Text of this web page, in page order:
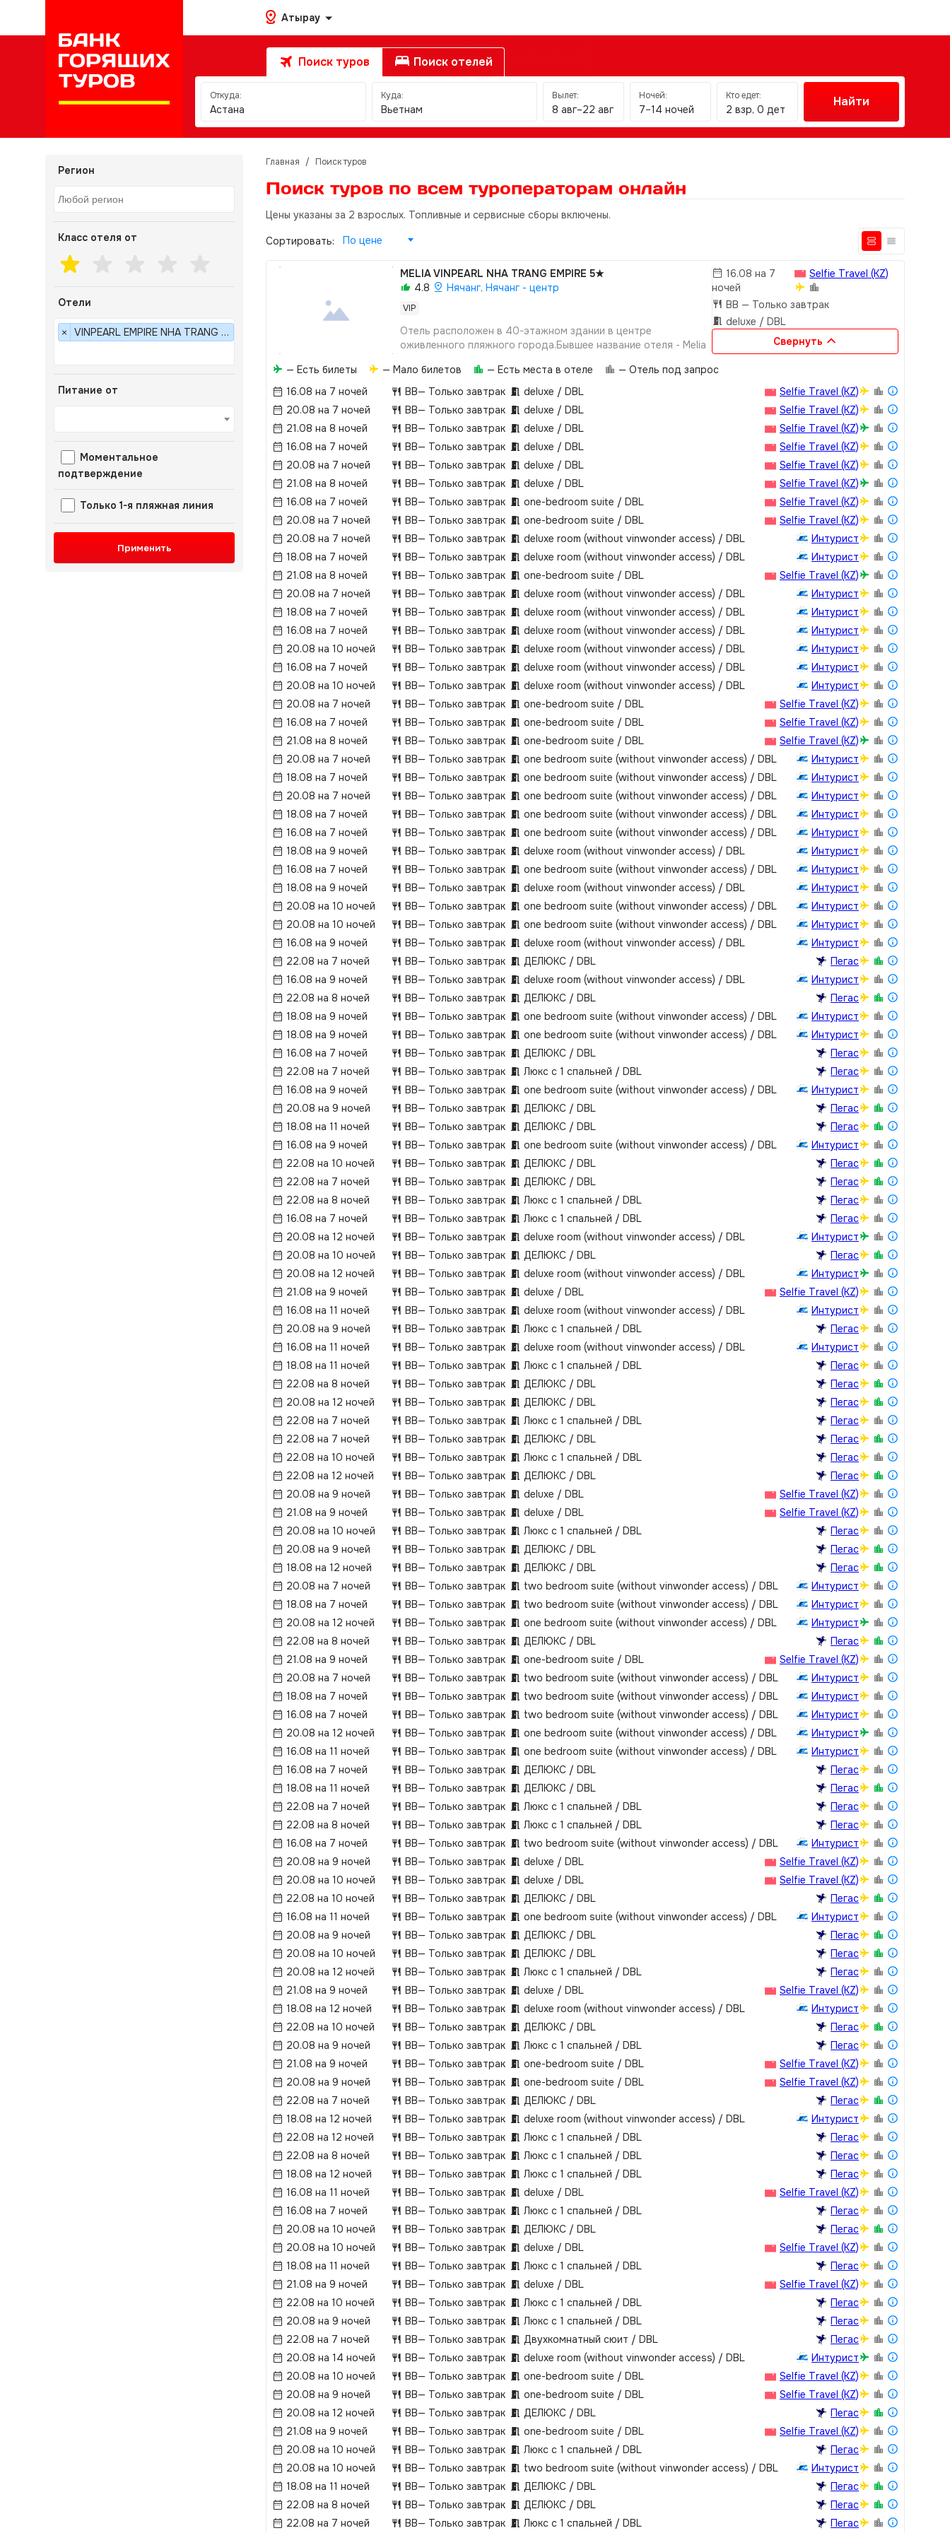
Атырау
Поиск туров Поиск отелей
Откуда:
Астана
Куда:
Вьетнам
Вылет:
8 авг–22 авг
Ночей:
7–14 ночей
Кто едет:
2 взр, 0 дет
Найти
Регион
Класс отеля от
Отели
× VINPEARL EMPIRE NHA TRANG AFFILIATED BY MELIA (EX. MELIA VINPEARL NHA TRANG EMPIRE) 5*
Питание от
Моментальное
подтверждение
Только 1-я пляжная линия
Применить
Главная / Поиск туров
Поиск туров по всем туроператорам онлайн
Цены указаны за 2 взрослых. Топливные и сервисные сборы включены.
Сортировать: По цене
MELIA VINPEARL NHA TRANG EMPIRE 5★
4.8
Нячанг, Нячанг - центр
VIP
Отель расположен в 40-этажном здании в центре
оживленного пляжного города.Бывшее название отеля - Melia
16.08 на 7
ночей
Selfie Travel (KZ)
BB — Только завтрак
deluxe / DBL
Свернуть
— Есть билеты — Мало билетов — Есть места в отеле
— Отель под запрос
16.08 на 7 ночей
BB— Только завтрак deluxe / DBL
Selfie Travel (KZ)
20.08 на 7 ночей
BB— Только завтрак deluxe / DBL
Selfie Travel (KZ)
21.08 на 8 ночей
BB— Только завтрак deluxe / DBL
Selfie Travel (KZ)
16.08 на 7 ночей
BB— Только завтрак deluxe / DBL
Selfie Travel (KZ)
20.08 на 7 ночей
BB— Только завтрак deluxe / DBL
Selfie Travel (KZ)
21.08 на 8 ночей
BB— Только завтрак deluxe / DBL
Selfie Travel (KZ)
16.08 на 7 ночей
BB— Только завтрак one-bedroom suite / DBL
Selfie Travel (KZ)
20.08 на 7 ночей
BB— Только завтрак one-bedroom suite / DBL
Selfie Travel (KZ)
20.08 на 7 ночей
BB— Только завтрак deluxe room (without vinwonder access) / DBL
Интурист
18.08 на 7 ночей
BB— Только завтрак deluxe room (without vinwonder access) / DBL
Интурист
21.08 на 8 ночей
BB— Только завтрак one-bedroom suite / DBL
Selfie Travel (KZ)
20.08 на 7 ночей
BB— Только завтрак deluxe room (without vinwonder access) / DBL
Интурист
18.08 на 7 ночей
BB— Только завтрак deluxe room (without vinwonder access) / DBL
Интурист
16.08 на 7 ночей
BB— Только завтрак deluxe room (without vinwonder access) / DBL
Интурист
20.08 на 10 ночей
BB— Только завтрак deluxe room (without vinwonder access) / DBL
Интурист
16.08 на 7 ночей
BB— Только завтрак deluxe room (without vinwonder access) / DBL
Интурист
20.08 на 10 ночей
BB— Только завтрак deluxe room (without vinwonder access) / DBL
Интурист
20.08 на 7 ночей
BB— Только завтрак one-bedroom suite / DBL
Selfie Travel (KZ)
16.08 на 7 ночей
BB— Только завтрак one-bedroom suite / DBL
Selfie Travel (KZ)
21.08 на 8 ночей
BB— Только завтрак one-bedroom suite / DBL
Selfie Travel (KZ)
20.08 на 7 ночей
BB— Только завтрак one bedroom suite (without vinwonder access) / DBL
Интурист
18.08 на 7 ночей
BB— Только завтрак one bedroom suite (without vinwonder access) / DBL
Интурист
20.08 на 7 ночей
BB— Только завтрак one bedroom suite (without vinwonder access) / DBL
Интурист
18.08 на 7 ночей
BB— Только завтрак one bedroom suite (without vinwonder access) / DBL
Интурист
16.08 на 7 ночей
BB— Только завтрак one bedroom suite (without vinwonder access) / DBL
Интурист
18.08 на 9 ночей
BB— Только завтрак deluxe room (without vinwonder access) / DBL
Интурист
16.08 на 7 ночей
BB— Только завтрак one bedroom suite (without vinwonder access) / DBL
Интурист
18.08 на 9 ночей
BB— Только завтрак deluxe room (without vinwonder access) / DBL
Интурист
20.08 на 10 ночей
BB— Только завтрак one bedroom suite (without vinwonder access) / DBL
Интурист
20.08 на 10 ночей
BB— Только завтрак one bedroom suite (without vinwonder access) / DBL
Интурист
16.08 на 9 ночей
BB— Только завтрак deluxe room (without vinwonder access) / DBL
Интурист
22.08 на 7 ночей
BB— Только завтрак ДЕЛЮКС / DBL
Пегас
16.08 на 9 ночей
BB— Только завтрак deluxe room (without vinwonder access) / DBL
Интурист
22.08 на 8 ночей
BB— Только завтрак ДЕЛЮКС / DBL
Пегас
18.08 на 9 ночей
BB— Только завтрак one bedroom suite (without vinwonder access) / DBL
Интурист
18.08 на 9 ночей
BB— Только завтрак one bedroom suite (without vinwonder access) / DBL
Интурист
16.08 на 7 ночей
BB— Только завтрак ДЕЛЮКС / DBL
Пегас
22.08 на 7 ночей
BB— Только завтрак Люкс с 1 спальней / DBL
Пегас
16.08 на 9 ночей
BB— Только завтрак one bedroom suite (without vinwonder access) / DBL
Интурист
20.08 на 9 ночей
BB— Только завтрак ДЕЛЮКС / DBL
Пегас
18.08 на 11 ночей
BB— Только завтрак ДЕЛЮКС / DBL
Пегас
16.08 на 9 ночей
BB— Только завтрак one bedroom suite (without vinwonder access) / DBL
Интурист
22.08 на 10 ночей
BB— Только завтрак ДЕЛЮКС / DBL
Пегас
22.08 на 7 ночей
BB— Только завтрак ДЕЛЮКС / DBL
Пегас
22.08 на 8 ночей
BB— Только завтрак Люкс с 1 спальней / DBL
Пегас
16.08 на 7 ночей
BB— Только завтрак Люкс с 1 спальней / DBL
Пегас
20.08 на 12 ночей
BB— Только завтрак deluxe room (without vinwonder access) / DBL
Интурист
20.08 на 10 ночей
BB— Только завтрак ДЕЛЮКС / DBL
Пегас
20.08 на 12 ночей
BB— Только завтрак deluxe room (without vinwonder access) / DBL
Интурист
21.08 на 9 ночей
BB— Только завтрак deluxe / DBL
Selfie Travel (KZ)
16.08 на 11 ночей
BB— Только завтрак deluxe room (without vinwonder access) / DBL
Интурист
20.08 на 9 ночей
BB— Только завтрак Люкс с 1 спальней / DBL
Пегас
16.08 на 11 ночей
BB— Только завтрак deluxe room (without vinwonder access) / DBL
Интурист
18.08 на 11 ночей
BB— Только завтрак Люкс с 1 спальней / DBL
Пегас
22.08 на 8 ночей
BB— Только завтрак ДЕЛЮКС / DBL
Пегас
20.08 на 12 ночей
BB— Только завтрак ДЕЛЮКС / DBL
Пегас
22.08 на 7 ночей
BB— Только завтрак Люкс с 1 спальней / DBL
Пегас
22.08 на 7 ночей
BB— Только завтрак ДЕЛЮКС / DBL
Пегас
22.08 на 10 ночей
BB— Только завтрак Люкс с 1 спальней / DBL
Пегас
22.08 на 12 ночей
BB— Только завтрак ДЕЛЮКС / DBL
Пегас
20.08 на 9 ночей
BB— Только завтрак deluxe / DBL
Selfie Travel (KZ)
21.08 на 9 ночей
BB— Только завтрак deluxe / DBL
Selfie Travel (KZ)
20.08 на 10 ночей
BB— Только завтрак Люкс с 1 спальней / DBL
Пегас
20.08 на 9 ночей
BB— Только завтрак ДЕЛЮКС / DBL
Пегас
18.08 на 12 ночей
BB— Только завтрак ДЕЛЮКС / DBL
Пегас
20.08 на 7 ночей
BB— Только завтрак two bedroom suite (without vinwonder access) / DBL
Интурист
18.08 на 7 ночей
BB— Только завтрак two bedroom suite (without vinwonder access) / DBL
Интурист
20.08 на 12 ночей
BB— Только завтрак one bedroom suite (without vinwonder access) / DBL
Интурист
22.08 на 8 ночей
BB— Только завтрак ДЕЛЮКС / DBL
Пегас
21.08 на 9 ночей
BB— Только завтрак one-bedroom suite / DBL
Selfie Travel (KZ)
20.08 на 7 ночей
BB— Только завтрак two bedroom suite (without vinwonder access) / DBL
Интурист
18.08 на 7 ночей
BB— Только завтрак two bedroom suite (without vinwonder access) / DBL
Интурист
16.08 на 7 ночей
BB— Только завтрак two bedroom suite (without vinwonder access) / DBL
Интурист
20.08 на 12 ночей
BB— Только завтрак one bedroom suite (without vinwonder access) / DBL
Интурист
16.08 на 11 ночей
BB— Только завтрак one bedroom suite (without vinwonder access) / DBL
Интурист
16.08 на 7 ночей
BB— Только завтрак ДЕЛЮКС / DBL
Пегас
18.08 на 11 ночей
BB— Только завтрак ДЕЛЮКС / DBL
Пегас
22.08 на 7 ночей
BB— Только завтрак Люкс с 1 спальней / DBL
Пегас
22.08 на 8 ночей
BB— Только завтрак Люкс с 1 спальней / DBL
Пегас
16.08 на 7 ночей
BB— Только завтрак two bedroom suite (without vinwonder access) / DBL
Интурист
20.08 на 9 ночей
BB— Только завтрак deluxe / DBL
Selfie Travel (KZ)
20.08 на 10 ночей
BB— Только завтрак deluxe / DBL
Selfie Travel (KZ)
22.08 на 10 ночей
BB— Только завтрак ДЕЛЮКС / DBL
Пегас
16.08 на 11 ночей
BB— Только завтрак one bedroom suite (without vinwonder access) / DBL
Интурист
20.08 на 9 ночей
BB— Только завтрак ДЕЛЮКС / DBL
Пегас
20.08 на 10 ночей
BB— Только завтрак ДЕЛЮКС / DBL
Пегас
20.08 на 12 ночей
BB— Только завтрак Люкс с 1 спальней / DBL
Пегас
21.08 на 9 ночей
BB— Только завтрак deluxe / DBL
Selfie Travel (KZ)
18.08 на 12 ночей
BB— Только завтрак deluxe room (without vinwonder access) / DBL
Интурист
22.08 на 10 ночей
BB— Только завтрак ДЕЛЮКС / DBL
Пегас
20.08 на 9 ночей
BB— Только завтрак Люкс с 1 спальней / DBL
Пегас
21.08 на 9 ночей
BB— Только завтрак one-bedroom suite / DBL
Selfie Travel (KZ)
20.08 на 9 ночей
BB— Только завтрак one-bedroom suite / DBL
Selfie Travel (KZ)
22.08 на 7 ночей
BB— Только завтрак ДЕЛЮКС / DBL
Пегас
18.08 на 12 ночей
BB— Только завтрак deluxe room (without vinwonder access) / DBL
Интурист
22.08 на 12 ночей
BB— Только завтрак Люкс с 1 спальней / DBL
Пегас
22.08 на 8 ночей
BB— Только завтрак Люкс с 1 спальней / DBL
Пегас
18.08 на 12 ночей
BB— Только завтрак Люкс с 1 спальней / DBL
Пегас
16.08 на 11 ночей
BB— Только завтрак deluxe / DBL
Selfie Travel (KZ)
16.08 на 7 ночей
BB— Только завтрак Люкс с 1 спальней / DBL
Пегас
20.08 на 10 ночей
BB— Только завтрак ДЕЛЮКС / DBL
Пегас
20.08 на 10 ночей
BB— Только завтрак deluxe / DBL
Selfie Travel (KZ)
18.08 на 11 ночей
BB— Только завтрак Люкс с 1 спальней / DBL
Пегас
21.08 на 9 ночей
BB— Только завтрак deluxe / DBL
Selfie Travel (KZ)
22.08 на 10 ночей
BB— Только завтрак Люкс с 1 спальней / DBL
Пегас
20.08 на 9 ночей
BB— Только завтрак Люкс с 1 спальней / DBL
Пегас
22.08 на 7 ночей
BB— Только завтрак Двухкомнатный сюит / DBL
Пегас
20.08 на 14 ночей
BB— Только завтрак deluxe room (without vinwonder access) / DBL
Интурист
20.08 на 10 ночей
BB— Только завтрак one-bedroom suite / DBL
Selfie Travel (KZ)
20.08 на 9 ночей
BB— Только завтрак one-bedroom suite / DBL
Selfie Travel (KZ)
20.08 на 12 ночей
BB— Только завтрак ДЕЛЮКС / DBL
Пегас
21.08 на 9 ночей
BB— Только завтрак one-bedroom suite / DBL
Selfie Travel (KZ)
20.08 на 10 ночей
BB— Только завтрак Люкс с 1 спальней / DBL
Пегас
20.08 на 10 ночей
BB— Только завтрак two bedroom suite (without vinwonder access) / DBL
Интурист
18.08 на 11 ночей
BB— Только завтрак ДЕЛЮКС / DBL
Пегас
22.08 на 8 ночей
BB— Только завтрак ДЕЛЮКС / DBL
Пегас
22.08 на 7 ночей
BB— Только завтрак Люкс с 1 спальней / DBL Пегас